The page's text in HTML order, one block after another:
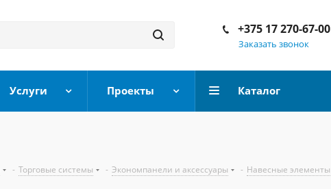
+375 17 270-67-00
Заказать звонок
Услуги Проекты Каталог
- Торговые системы - Экономпанели и аксессуары - Навесные элементы